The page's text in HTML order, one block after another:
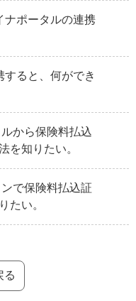
ナポータルの連携
すると、何ができ
から保険料払込
を知りたい。
で保険料払込証
たい。
る